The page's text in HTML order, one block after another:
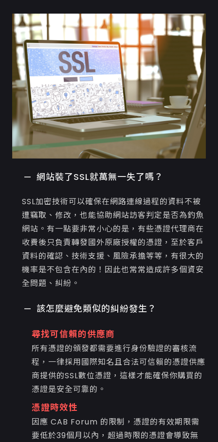
網站裝了SSL就萬無一失了嗎？
SSL加密技術可以確保在網路連線過程的資料不被
遭竊取、修改，也能協助網站訪客判定是否為釣魚
網站。有一點要非常小心的是，有些憑證代理商在
收費後只負責轉發國外原廠授權的憑證，至於客戶
資料的確認、技術支援、風險承擔等等，有很大的
機率是不包含在內的！因此也常常造成許多個資安
全問題、糾紛。
該怎麼避免類似的糾紛發生？
尋找可信賴的供應商
所有憑證的頒發都需要進行身份驗證的審核流
程，一律採用國際知名且合法可信賴的憑證供應
商提供的SSL數位憑證，這樣才能確保你購買的
憑證是安全可靠的。
憑證時效性
因應 CAB Forum 的限制，憑證的有效期限需
要低於39個月以內，超過時限的憑證會導致無